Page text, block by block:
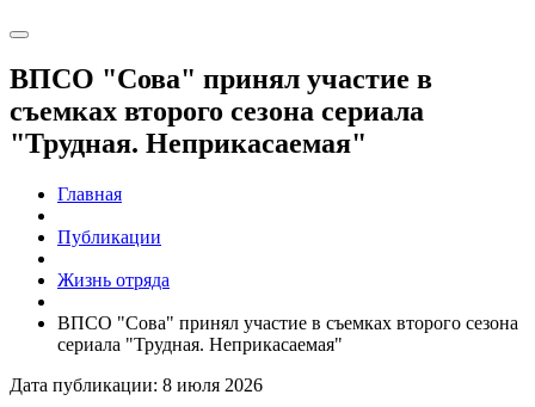
ВПСО "Сова" принял участие в
съемках второго сезона сериала
"Трудная. Неприкасаемая"
Главная
Публикации
Жизнь отряда
ВПСО "Сова" принял участие в съемках второго сезона
сериала "Трудная. Неприкасаемая"
Дата публикации: 8 июля 2026